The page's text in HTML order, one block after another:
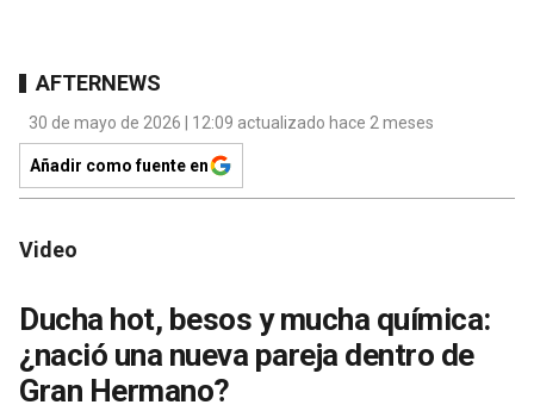
AFTERNEWS
30 de mayo de 2026 | 12:09 actualizado hace 2 meses
Añadir como fuente en
Video
Ducha hot, besos y mucha química:
¿nació una nueva pareja dentro de
Gran Hermano?